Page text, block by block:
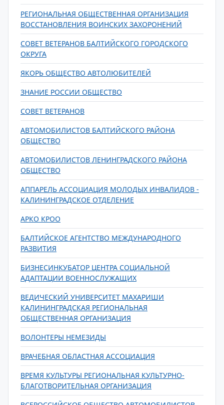
РЕГИОНАЛЬНАЯ ОБЩЕСТВЕННАЯ ОРГАНИЗАЦИЯ
ВОССТАНОВЛЕНИЯ ВОИНСКИХ ЗАХОРОНЕНИЙ
СОВЕТ ВЕТЕРАНОВ БАЛТИЙСКОГО ГОРОДСКОГО
ОКРУГА
ЯКОРЬ ОБЩЕСТВО АВТОЛЮБИТЕЛЕЙ
ЗНАНИЕ РОССИИ ОБЩЕСТВО
СОВЕТ ВЕТЕРАНОВ
АВТОМОБИЛИСТОВ БАЛТИЙСКОГО РАЙОНА
ОБЩЕСТВО
АВТОМОБИЛИСТОВ ЛЕНИНГРАДСКОГО РАЙОНА
ОБЩЕСТВО
АППАРЕЛЬ АССОЦИАЦИЯ МОЛОДЫХ ИНВАЛИДОВ -
КАЛИНИНГРАДСКОЕ ОТДЕЛЕНИЕ
АРКО КРОО
БАЛТИЙСКОЕ АГЕНТСТВО МЕЖДУНАРОДНОГО
РАЗВИТИЯ
БИЗНЕСИНКУБАТОР ЦЕНТРА СОЦИАЛЬНОЙ
АДАПТАЦИИ ВОЕННОСЛУЖАЩИХ
ВЕДИЧЕСКИЙ УНИВЕРСИТЕТ МАХАРИШИ
КАЛИНИНГРАДСКАЯ РЕГИОНАЛЬНАЯ
ОБЩЕСТВЕННАЯ ОРГАНИЗАЦИЯ
ВОЛОНТЕРЫ НЕМЕЗИДЫ
ВРАЧЕБНАЯ ОБЛАСТНАЯ АССОЦИАЦИЯ
ВРЕМЯ КУЛЬТУРЫ РЕГИОНАЛЬНАЯ КУЛЬТУРНО-
БЛАГОТВОРИТЕЛЬНАЯ ОРГАНИЗАЦИЯ